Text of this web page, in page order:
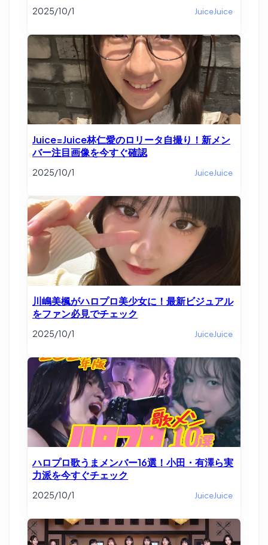
2025/10/1 JuiceJuice
Juice=Juice林仁愛のロリータ自撮り！新メン
バー注目画像を今すぐ確認
2025/10/1 JuiceJuice
川嶋美楓がハロプロ美少女に！最新ビジュアル
をファン必見でチェック
2025/10/1 JuiceJuice
ハロプロ歌うまメンバー16選！小田・有澤ら実
力派を今すぐチェック
2025/10/1 JuiceJuice